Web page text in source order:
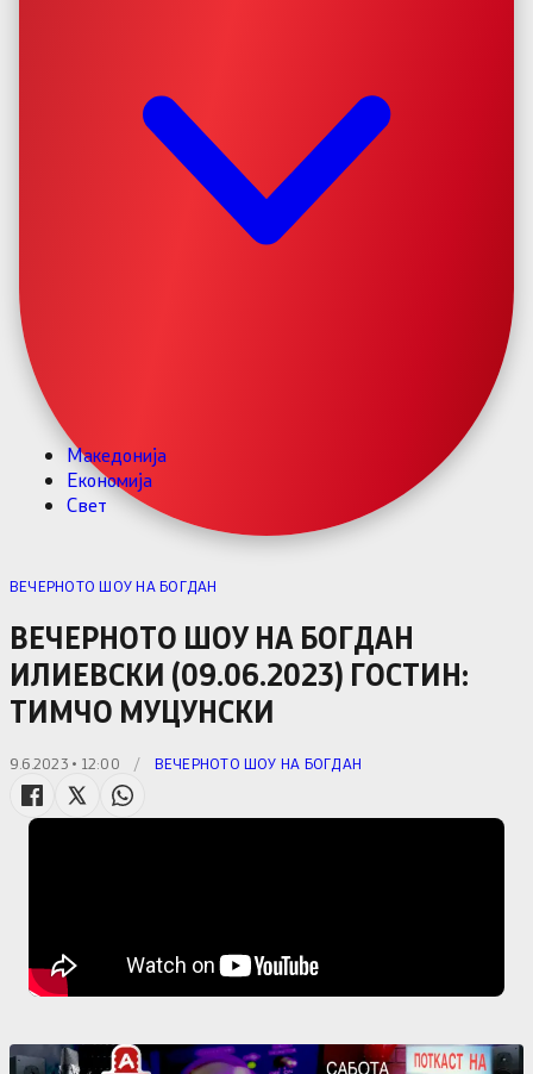
Македонија
Економија
Свет
ВЕЧЕРНОТО ШОУ НА БОГДАН
ВЕЧЕРНОТО ШОУ НА БОГДАН
ИЛИЕВСКИ (09.06.2023) ГОСТИН:
ТИМЧО МУЦУНСКИ
9.6.2023 • 12:00 / ВЕЧЕРНОТО ШОУ НА БОГДАН